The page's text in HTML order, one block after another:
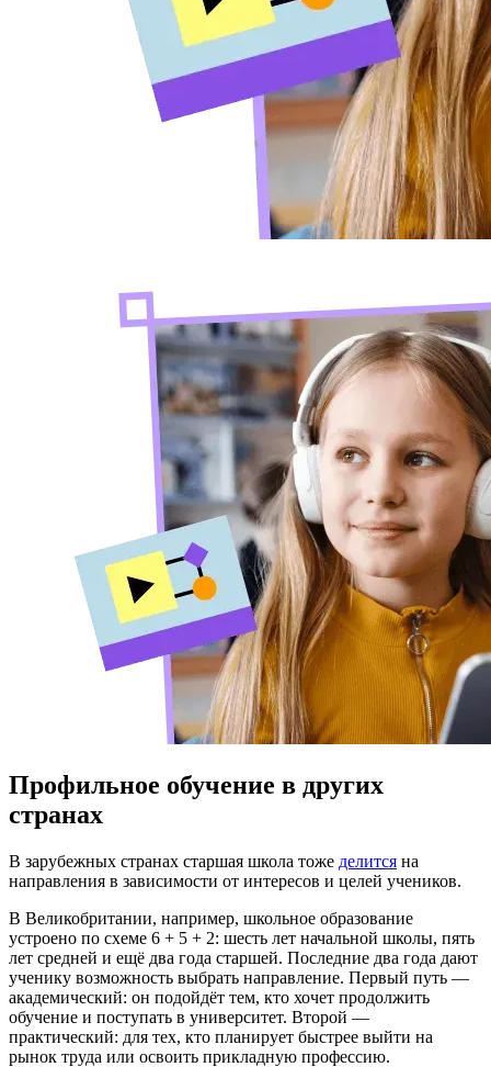
Профильное обучение в других
странах
В зарубежных странах старшая школа тоже делится на
направления в зависимости от интересов и целей учеников.
В Великобритании, например, школьное образование
устроено по схеме 6 + 5 + 2: шесть лет начальной школы, пять
лет средней и ещё два года старшей. Последние два года дают
ученику возможность выбрать направление. Первый путь —
академический: он подойдёт тем, кто хочет продолжить
обучение и поступать в университет. Второй —
практический: для тех, кто планирует быстрее выйти на
рынок труда или освоить прикладную профессию.